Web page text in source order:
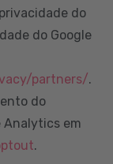
do
do Google
partners/.
do
Analytics em
.